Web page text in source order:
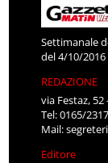
Settimanale
del 4/10/2016
REDAZIONE
via Festaz, 52
Tel: 0165/
Mail:
Editore